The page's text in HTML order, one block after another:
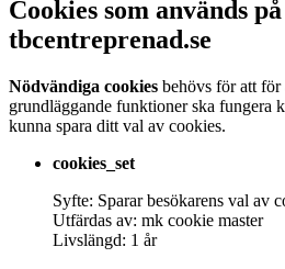
Cookies som används på
tbcentreprenad.se
Nödvändiga cookies behövs för att för
grundläggande funktioner ska fungera
kunna spara ditt val av cookies.
cookies_set
Syfte: Sparar besökarens val av
Utfärdas av: mk cookie master
Livslängd: 1 år